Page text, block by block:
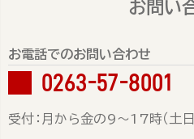
お問い
お電話でのお問い合わせ
0263-57-8001
受付：月から金の9～17時（土日